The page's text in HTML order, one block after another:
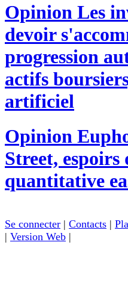
Opinion Les
devoir
progression
actifs
artificiel
Opinion
Street, espoirs
quantitative
Se connecter | Contacts |
| Version Web |